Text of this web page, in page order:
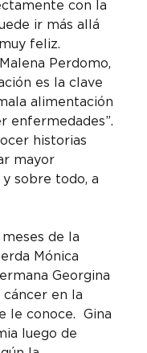
con la
ir más allá
feliz.
Perdomo,
es la clave
alimentación
enfermedades”.
historias
mayor
sobre todo, a
de la
Mónica
Georgina
cáncer en la
le conoce.  Gina
luego de